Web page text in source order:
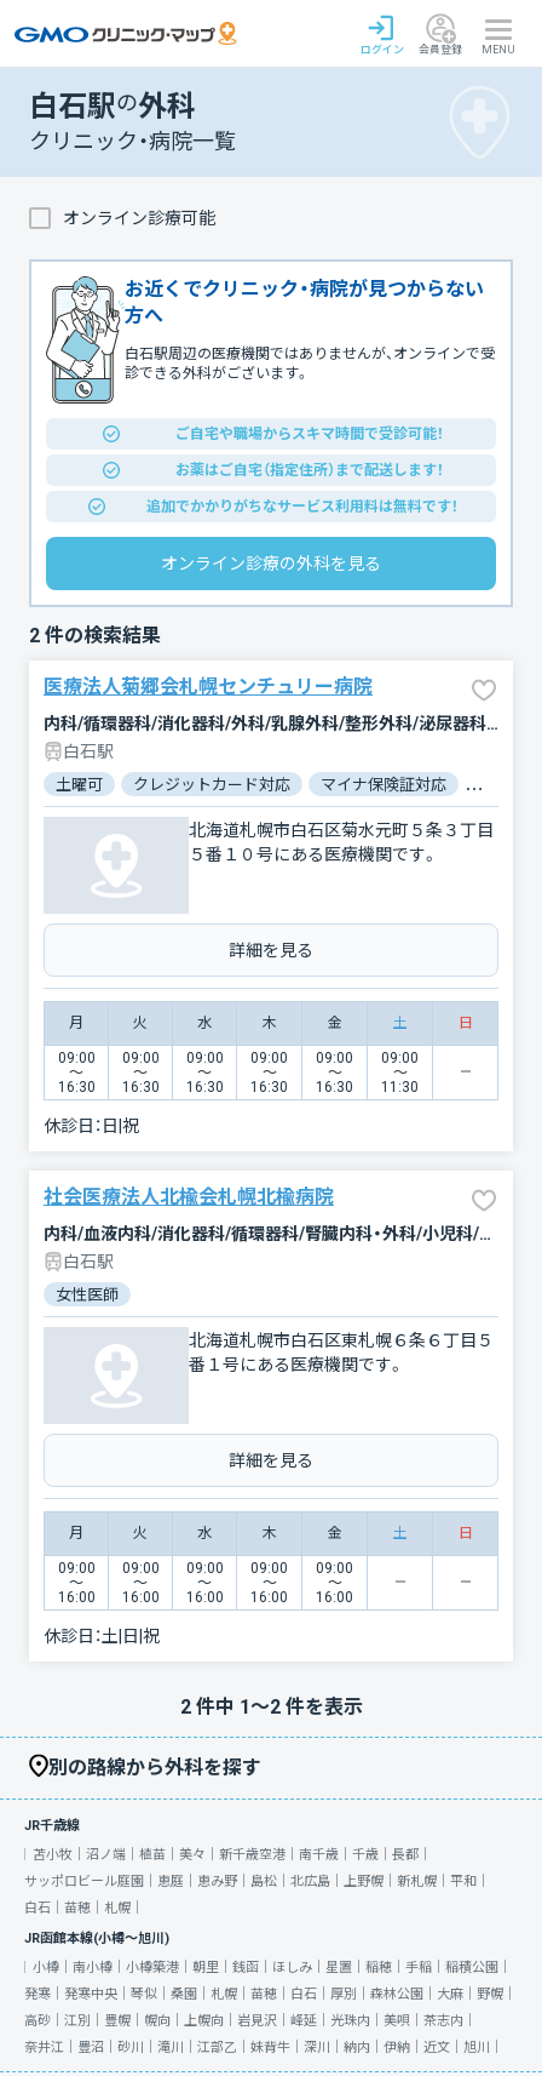
ログイン 会員登録 MENU
白石駅の外科
クリニック・病院一覧
オンライン診療可能
お近くでクリニック・病院が見つからない
方へ
白石駅周辺の医療機関ではありませんが、オンラインで受
診できる外科がございます。
ご自宅や職場からスキマ時間で受診可能！
お薬はご自宅（指定住所）まで配送します！
追加でかかりがちなサービス利用料は無料です！
オンライン診療の外科を見る
2 件の検索結果
医療法人菊郷会札幌センチュリー病院
内科/循環器科/消化器科/外科/乳腺外科/整形外科/泌尿器科/麻酔科/人工透析
白石駅
土曜可 クレジットカード対応 マイナ保険証対応 女性医師
北海道札幌市白石区菊水元町５条３丁目
５番１０号にある医療機関です。
詳細を見る
月 火 水 木 金 土 日
09:00
〜
16:30
09:00
〜
16:30
09:00
〜
16:30
09:00
〜
16:30
09:00
〜
16:30
09:00
〜
11:30
休診日： 日|祝
社会医療法人北楡会札幌北楡病院
内科/血液内科/消化器科/循環器科/腎臓内科・外科/小児科/糖尿病内科/外科/泌尿器科/整形外科/麻酔科/歯科/放射線科/肛門科
白石駅
女性医師
北海道札幌市白石区東札幌６条６丁目５
番１号にある医療機関です。
詳細を見る
月 火 水 木 金 土 日
09:00
〜
16:00
09:00
〜
16:00
09:00
〜
16:00
09:00
〜
16:00
09:00
〜
16:00
休診日：土|日|祝
2件中 1〜2件を表示
別の路線から外科を探す
JR千歳線
苫小牧｜ 沼ノ端｜ 植苗｜ 美々｜ 新千歳空港｜ 南千歳｜ 千歳｜ 長都｜
サッポロビール庭園｜ 恵庭｜ 恵み野｜ 島松｜ 北広島｜ 上野幌｜ 新札幌｜ 平和｜
白石｜ 苗穂｜ 札幌｜
JR函館本線(小樽～旭川)
小樽｜ 南小樽｜ 小樽築港｜ 朝里｜ 銭函｜ ほしみ｜ 星置｜ 稲穂｜ 手稲｜ 稲積公園｜
発寒｜ 発寒中央｜ 琴似｜ 桑園｜ 札幌｜ 苗穂｜ 白石｜ 厚別｜ 森林公園｜ 大麻｜ 野幌｜
高砂｜ 江別｜ 豊幌｜ 幌向｜ 上幌向｜ 岩見沢｜ 峰延｜ 光珠内｜ 美唄｜ 茶志内｜
奈井江｜ 豊沼｜ 砂川｜ 滝川｜ 江部乙｜ 妹背牛｜ 深川｜ 納内｜ 伊納｜ 近文｜ 旭川｜